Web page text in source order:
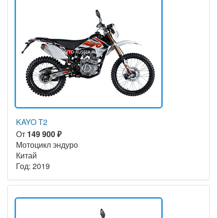
KAYO T2
От 149 900 ₽
Мотоцикл эндуро
Китай
Год: 2019